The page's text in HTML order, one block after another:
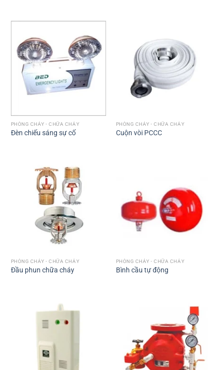
PHÒNG CHÁY - CHỮA CHÁY
Đèn chiếu sáng sự cố
PHÒNG CHÁY - CHỮA CHÁY
Cuộn vòi PCCC
PHÒNG CHÁY - CHỮA CHÁY
Đầu phun chữa cháy
PHÒNG CHÁY - CHỮA CHÁY
Bình cầu tự động